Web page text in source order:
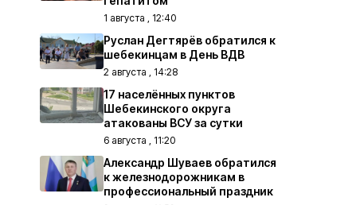
1 августа , 12:40
Руслан Дегтярёв обратился к
шебекинцам в День ВДВ
2 августа , 14:28
17 населённых пунктов
Шебекинского округа
атакованы ВСУ за сутки
6 августа , 11:20
Александр Шуваев обратился
к железнодорожникам в
профессиональный праздник